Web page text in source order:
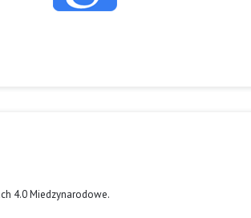
4.0 Miedzynarodowe.